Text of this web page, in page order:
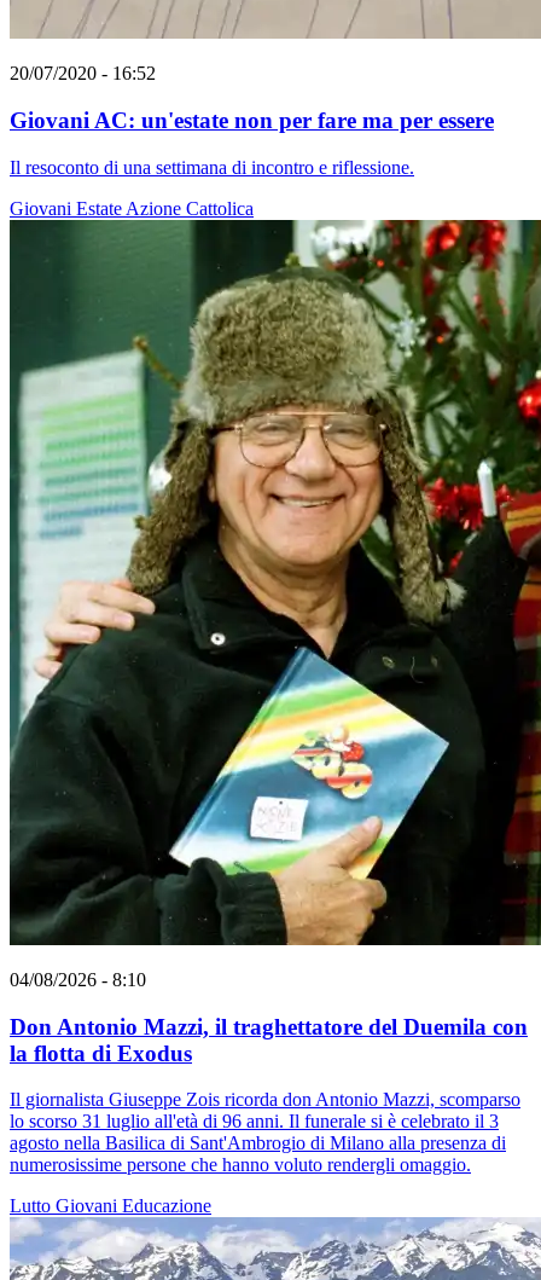
20/07/2020 - 16:52
Giovani AC: un'estate non per fare ma per essere
Il resoconto di una settimana di incontro e riflessione.
Giovani Estate Azione Cattolica
04/08/2026 - 8:10
Don Antonio Mazzi, il traghettatore del Duemila con
la flotta di Exodus
Il giornalista Giuseppe Zois ricorda don Antonio Mazzi, scomparso
lo scorso 31 luglio all'età di 96 anni. Il funerale si è celebrato il 3
agosto nella Basilica di Sant'Ambrogio di Milano alla presenza di
numerosissime persone che hanno voluto rendergli omaggio.
Lutto Giovani Educazione